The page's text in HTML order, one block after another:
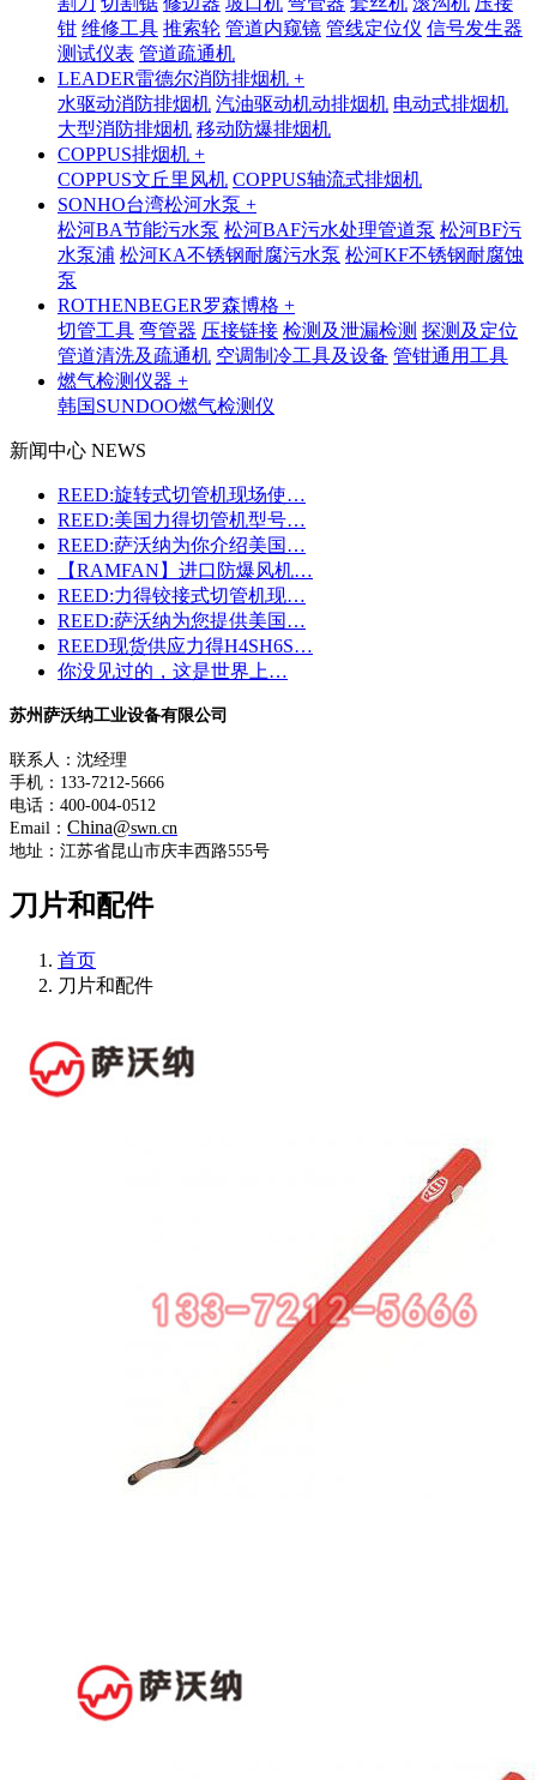
钳 维修工具 推索轮 管道内窥镜 管线定位仪 信号发生器
测试仪表 管道疏通机
LEADER雷德尔消防排烟机 +
水驱动消防排烟机 汽油驱动机动排烟机 电动式排烟机
大型消防排烟机 移动防爆排烟机
COPPUS排烟机 +
COPPUS文丘里风机 COPPUS轴流式排烟机
SONHO台湾松河水泵 +
松河BA节能污水泵 松河BAF污水处理管道泵 松河BF污
水泵浦 松河KA不锈钢耐腐污水泵 松河KF不锈钢耐腐蚀
泵
ROTHENBEGER罗森博格 +
切管工具 弯管器 压接链接 检测及泄漏检测 探测及定位
管道清洗及疏通机 空调制冷工具及设备 管钳通用工具
燃气检测仪器 +
韩国SUNDOO燃气检测仪
新闻中心 NEWS
REED:旋转式切管机现场使…
REED:美国力得切管机型号…
REED:萨沃纳为你介绍美国…
【RAMFAN】进口防爆风机…
REED:力得铰接式切管机现…
REED:萨沃纳为您提供美国…
REED现货供应力得H4SH6S…
你没见过的，这是世界上…
苏州萨沃纳工业设备有限公司
联系人：沈经理
手机：133-7212-5666
电话：400-004-0512
Email： China@swn.cn
地址：江苏省昆山市庆丰西路555号
刀片和配件
首页
刀片和配件